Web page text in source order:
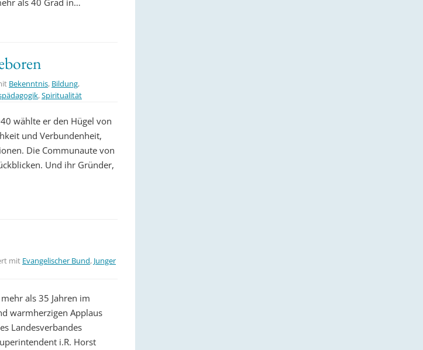
als 40 Grad in…
Bekenntnis, Bildung,
,Spiritualität
wählte er den Hügel von
und Verbundenheit,
Die Communaute von
Und ihr Gründer,
mit Evangelischer Bund, Junger
als 35 Jahren im
warmherzigen Applaus
Landesverbandes
i.R. Horst